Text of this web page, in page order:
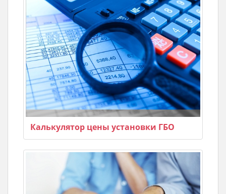
Калькулятор цены установки ГБО